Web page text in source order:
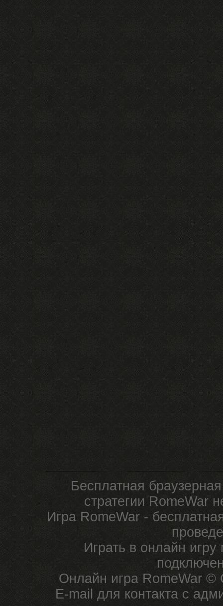
Бесплатная
стратегии RomeWar
Игра RomeWar -
Играть в онлайн
Онлайн игра RomeWar ©
E-mail для контакта с